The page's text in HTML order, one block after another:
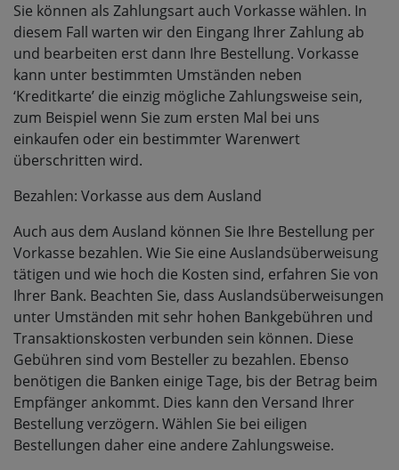
Sie können als Zahlungsart auch Vorkasse wählen. In
diesem Fall warten wir den Eingang Ihrer Zahlung ab
und bearbeiten erst dann Ihre Bestellung. Vorkasse
kann unter bestimmten Umständen neben
‘Kreditkarte’ die einzig mögliche Zahlungsweise sein,
zum Beispiel wenn Sie zum ersten Mal bei uns
einkaufen oder ein bestimmter Warenwert
überschritten wird.
Bezahlen: Vorkasse aus dem Ausland
Auch aus dem Ausland können Sie Ihre Bestellung per
Vorkasse bezahlen. Wie Sie eine Auslandsüberweisung
tätigen und wie hoch die Kosten sind, erfahren Sie von
Ihrer Bank. Beachten Sie, dass Auslandsüberweisungen
unter Umständen mit sehr hohen Bankgebühren und
Transaktionskosten verbunden sein können. Diese
Gebühren sind vom Besteller zu bezahlen. Ebenso
benötigen die Banken einige Tage, bis der Betrag beim
Empfänger ankommt. Dies kann den Versand Ihrer
Bestellung verzögern. Wählen Sie bei eiligen
Bestellungen daher eine andere Zahlungsweise.